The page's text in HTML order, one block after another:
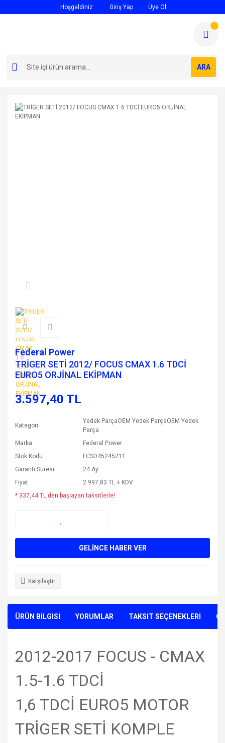
Hoşgeldiniz Giriş Yap Üye Ol
ARA
Federal Power
TRİGER SETİ 2012/ FOCUS CMAX 1.6 TDCİ
EURO5 ORJİNAL EKİPMAN
3.597,40 TL
Kategori
Yedek ParçaOEM Yedek ParçaOEM Yedek
Parça
Marka
Federal Power
Stok Kodu
FCSD45245211
Garanti Süresi
24 Ay
Fiyat
2.997,83 TL + KDV
* 337,44 TL den başlayan taksitlerle!
GELİNCE HABER VER
Karşılaştır
ÜRÜN BİLGİSİ YORUMLAR TAKSİT SEÇENEKLERİ
2012-2017 FOCUS - CMAX
1.5-1.6 TDCİ
1,6 TDCİ EURO5 MOTOR
TRİGER SETİ KOMPLE